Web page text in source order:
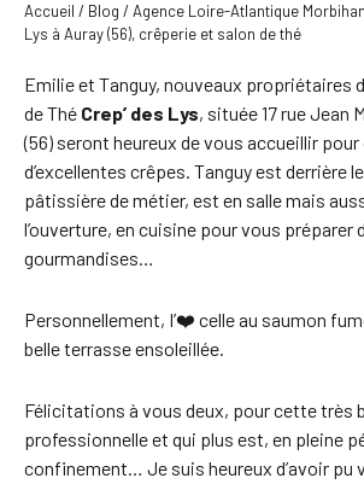
Accueil / Blog /Agence Loire-Atlantique
Lys à Auray (56), crêperie et salon de thé
Emilie et Tanguy, nouveaux propriétaires
de Thé Crep’ des Lys, située 17 rue Jean
(56) seront heureux de vous accueillir
d’excellentes crêpes. Tanguy est derrière
pâtissière de métier, est en salle mais
l’ouverture, en cuisine pour vous préparer
gourmandises…
Personnellement, I’❤️ celle au saumon
belle terrasse ensoleillée.
Félicitations à vous deux, pour cette très
professionnelle et qui plus est, en pleine
confinement… Je suis heureux d’avoir pu